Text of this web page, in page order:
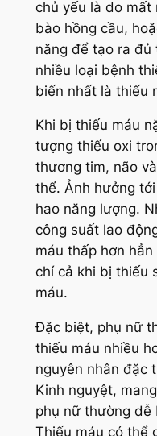
chủ yếu là do mất
bào hồng cầu,
năng để tạo ra đủ
nhiều loại bệnh
biến nhất là thiếu
Khi bị thiếu máu
tượng thiếu oxi
thương tim, não
thể. Ảnh hưởng
hao năng lượng.
công suất lao
máu thấp hơn
chí cả khi bị thiếu
máu.
Đặc biệt, phụ nữ
thiếu máu nhiều
nguyên nhân đặc
Kinh nguyệt,
phụ nữ thường dễ
Thiếu máu có thể